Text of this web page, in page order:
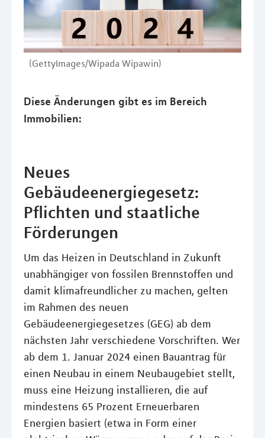
(GettyImages/Wipada Wipawin)
Diese Änderungen gibt es im Bereich
Immobilien:
Neues
Gebäudeenergiegesetz:
Pflichten und staatliche
Förderungen
Um das Heizen in Deutschland in Zukunft
unabhängiger von fossilen Brennstoffen und
damit klimafreundlicher zu machen, gelten
im Rahmen des neuen
Gebäudeenergiegesetzes (GEG) ab dem
nächsten Jahr verschiedene Vorschriften. Wer
ab dem 1. Januar 2024 einen Bauantrag für
einen Neubau in einem Neubaugebiet stellt,
muss eine Heizung installieren, die auf
mindestens 65 Prozent Erneuerbaren
Energien basiert (etwa in Form einer